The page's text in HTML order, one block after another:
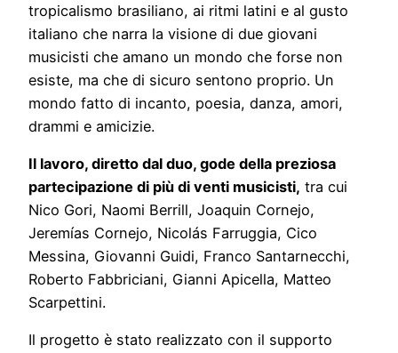
tropicalismo brasiliano, ai ritmi latini e al gusto
italiano che narra la visione di due giovani
musicisti che amano un mondo che forse non
esiste, ma che di sicuro sentono proprio. Un
mondo fatto di incanto, poesia, danza, amori,
drammi e amicizie.
Il lavoro, diretto dal duo, gode della preziosa
partecipazione di più di venti musicisti, tra cui
Nico Gori, Naomi Berrill, Joaquin Cornejo,
Jeremías Cornejo, Nicolás Farruggia, Cico
Messina, Giovanni Guidi, Franco Santarnecchi,
Roberto Fabbriciani, Gianni Apicella, Matteo
Scarpettini.
Il progetto è stato realizzato con il supporto